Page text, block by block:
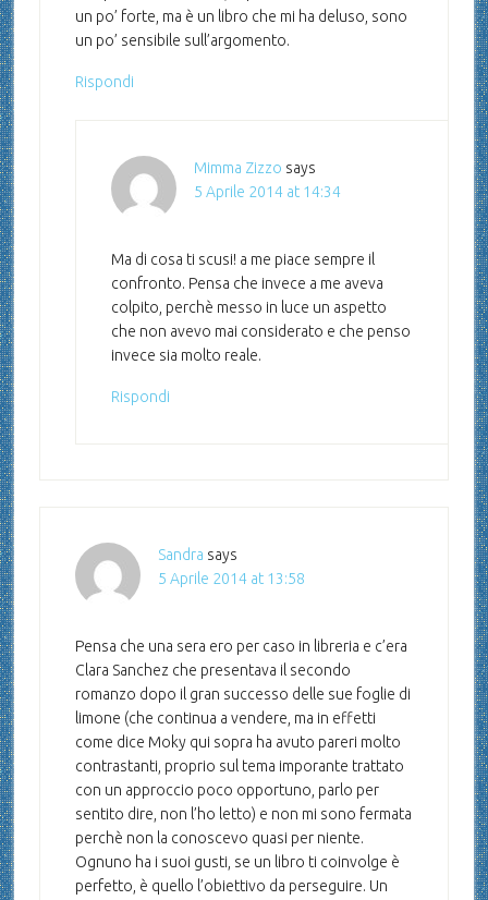
un po’ forte, ma è un libro che mi ha deluso, sono
un po’ sensibile sull’argomento.
Rispondi
Mimma Zizzo says
5 Aprile 2014 at 14:34
Ma di cosa ti scusi! a me piace sempre il
confronto. Pensa che invece a me aveva
colpito, perchè messo in luce un aspetto
che non avevo mai considerato e che penso
invece sia molto reale.
Rispondi
Sandra says
5 Aprile 2014 at 13:58
Pensa che una sera ero per caso in libreria e c’era
Clara Sanchez che presentava il secondo
romanzo dopo il gran successo delle sue foglie di
limone (che continua a vendere, ma in effetti
come dice Moky qui sopra ha avuto pareri molto
contrastanti, proprio sul tema imporante trattato
con un approccio poco opportuno, parlo per
sentito dire, non l’ho letto) e non mi sono fermata
perchè non la conoscevo quasi per niente.
Ognuno ha i suoi gusti, se un libro ti coinvolge è
perfetto, è quello l’obiettivo da perseguire. Un